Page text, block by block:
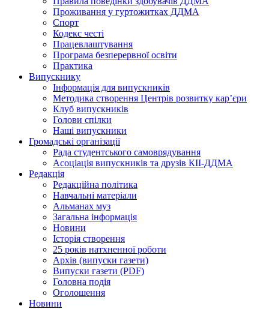
Проживання у гуртожитках ДДМА
Спорт
Кодекс честі
Працевлаштування
Програма безперервної освіти
Практика
Випускнику
Інформація для випускників
Методика створення Центрів розвитку кар’єри
Клуб випускників
Голови спілки
Наші випускники
Громадські організації
Рада студентського самоврядування
Асоціація випускників та друзів КІІ-ДДМА
Редакція
Редакційна політика
Навчальні матеріали
Альманах муз
Загальна інформація
Новини
Історія створення
25 років натхненної роботи
Архів (випуски газети)
Випуски газети (PDF)
Головна подія
Оголошення
Новини